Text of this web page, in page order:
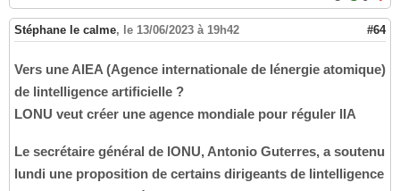
Stéphane le calme, le 13/06/2023 à 19h42 #64
Vers une AIEA (Agence internationale de lénergie atomique)
de lintelligence artificielle ?
LONU veut créer une agence mondiale pour réguler lIA
Le secrétaire général de lONU, Antonio Guterres, a soutenu
lundi une proposition de certains dirigeants de lintelligence